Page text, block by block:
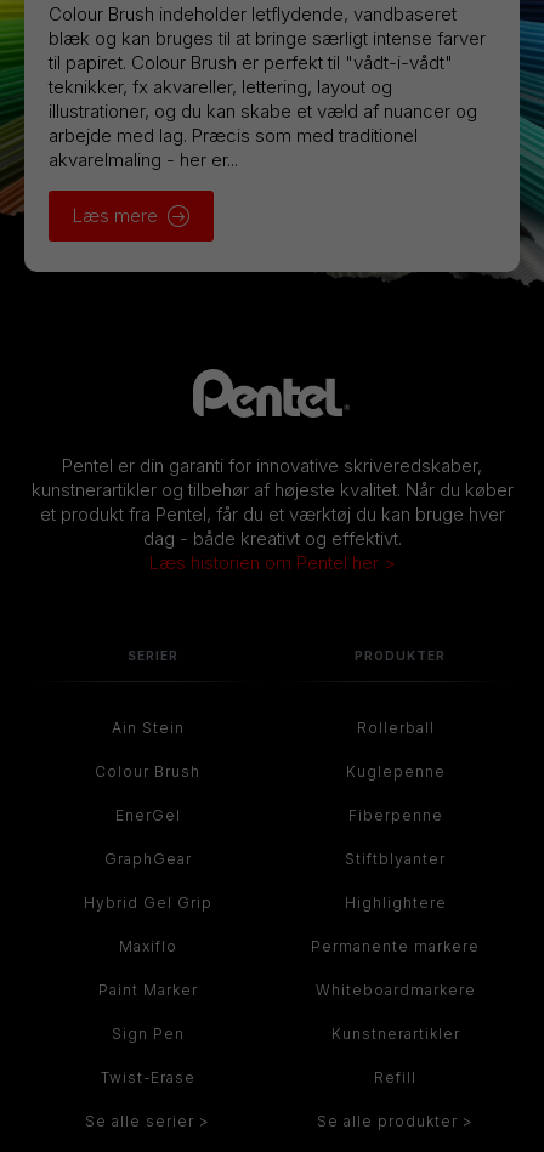
Colour Brush indeholder letflydende, vandbaseret
blæk og kan bruges til at bringe særligt intense farver
til papiret. Colour Brush er perfekt til "vådt-i-vådt"
teknikker, fx akvareller, lettering, layout og
illustrationer, og du kan skabe et væld af nuancer og
arbejde med lag. Præcis som med traditionel
akvarelmaling - her er...
Læs mere
Pentel er din garanti for innovative skriveredskaber,
kunstnerartikler og tilbehør af højeste kvalitet. Når du køber
et produkt fra Pentel, får du et værktøj du kan bruge hver
dag - både kreativt og effektivt.
Læs historien om Pentel her >
SERIER
Ain Stein
Colour Brush
EnerGel
GraphGear
Hybrid Gel Grip
Maxiflo
Paint Marker
Sign Pen
Twist-Erase
Se alle serier >
PRODUKTER
Rollerball
Kuglepenne
Fiberpenne
Stiftblyanter
Highlightere
Permanente markere
Whiteboardmarkere
Kunstnerartikler
Refill
Se alle produkter >